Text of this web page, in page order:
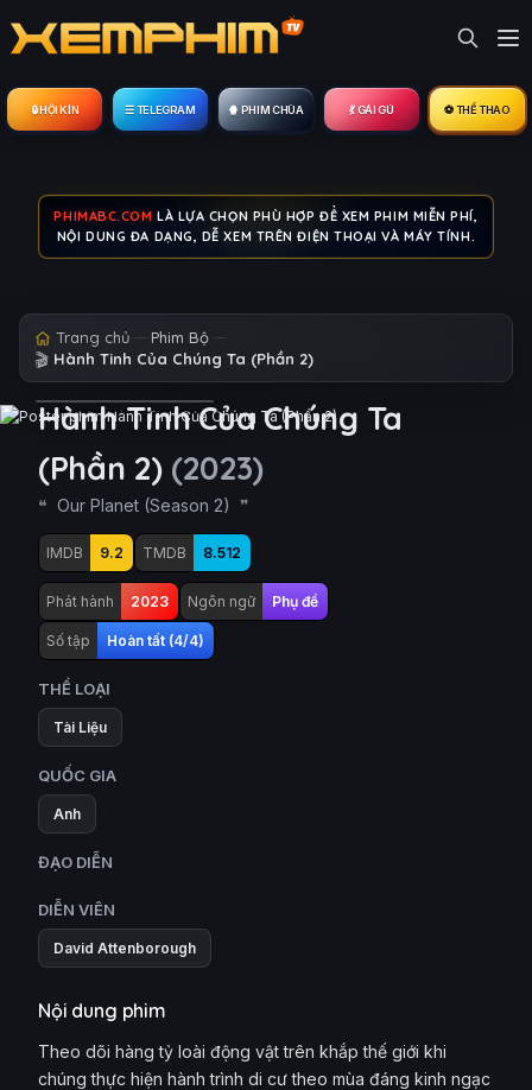
🔒︎ HỘI KÍN ☰ TELEGRAM 🍿 PHIM CHÙA 💃 GÁI GÚ ⚽ THỂ THAO
PHIMABC.COM LÀ LỰA CHỌN PHÙ HỢP ĐỂ XEM PHIM MIỄN PHÍ,
NỘI DUNG ĐA DẠNG, DỄ XEM TRÊN ĐIỆN THOẠI VÀ MÁY TÍNH.
Trang chủ Phim Bộ
🎬 Hành Tinh Của Chúng Ta (Phần 2)
Hành Tinh Của Chúng Ta
(Phần 2) (2023)
Our Planet (Season 2)
IMDB 9.2 TMDB 8.512
Phát hành 2023 Ngôn ngữ Phụ đề
Số tập Hoàn tất (4/4)
THỂ LOẠI
Tài Liệu
QUỐC GIA
Anh
ĐẠO DIỄN
DIỄN VIÊN
David Attenborough
Nội dung phim
Theo dõi hàng tỷ loài động vật trên khắp thế giới khi
chúng thực hiện hành trình di cư theo mùa đáng kinh ngạc